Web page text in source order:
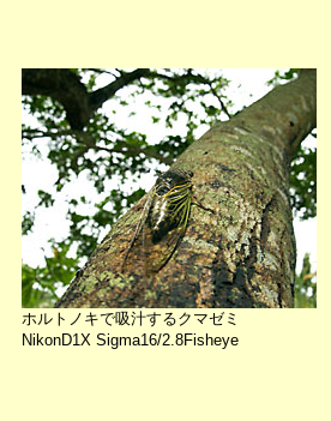
ホルトノキで吸汁するクマゼミ
NikonD1X Sigma16/2.8Fisheye